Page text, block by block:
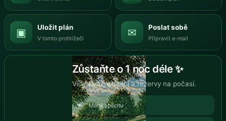
▣ Uložit plán
V tomto prohlížeči ✉ Poslat sobě
Připravit e-mail
Zůstaňte o 1 noc déle ✨
Více klidu, atrakcí a rezervy na počasí.
⌁ Méně spěchu